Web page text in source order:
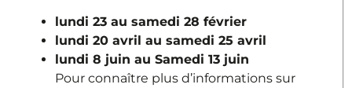
lundi 23 au samedi 28 février
lundi 20 avril au samedi 25 avril
lundi 8 juin au Samedi 13 juin
Pour connaître plus d’informations sur